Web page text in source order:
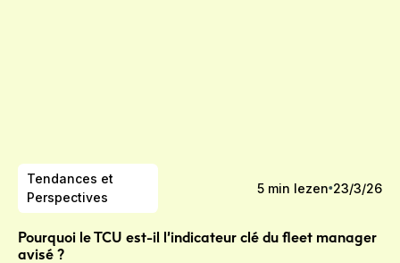
Tendances et
Perspectives
5 min lezen 23/3/26
Pourquoi le TCU est-il l’indicateur clé du fleet manager
avisé ?